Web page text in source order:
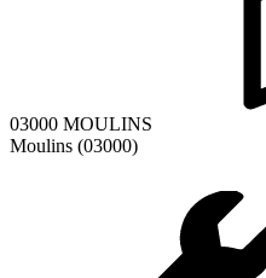
03000 MOULINS
Moulins (03000)